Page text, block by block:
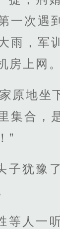
一次遇
雨，军
房上网。
原地坐
集合，
”
子犹豫
等人一